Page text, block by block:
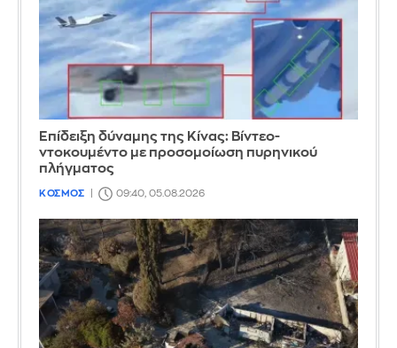
Επίδειξη δύναμης της Κίνας: Βίντεο-
ντοκουμέντο με προσομοίωση πυρηνικού
πλήγματος
ΚΟΣΜΟΣ 09:40, 05.08.2026